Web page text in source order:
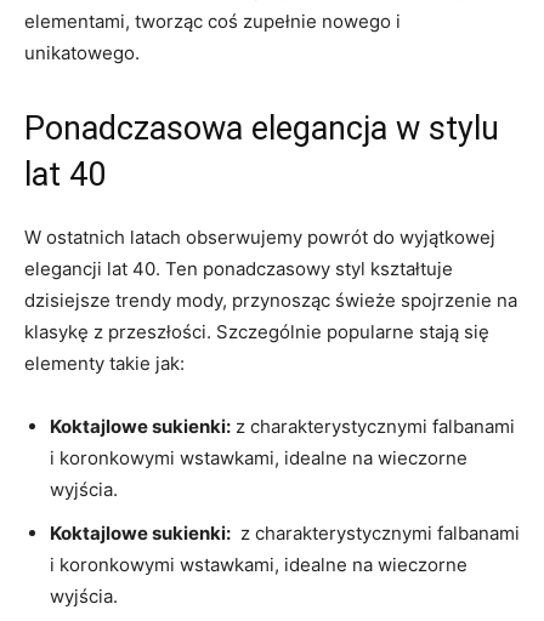
elementami,​ tworząc coś zupełnie nowego i
unikatowego.
Ponadczasowa elegancja w stylu
lat 40
W ostatnich latach ‍obserwujemy powrót do wyjątkowej
elegancji lat 40.‍ Ten ponadczasowy styl kształtuje
dzisiejsze trendy mody, przynosząc świeże spojrzenie na
klasykę z⁤ przeszłości. Szczególnie ⁢popularne ⁢stają się
elementy takie jak:
Koktajlowe​ sukienki: z charakterystycznymi ⁣falbanami ​
i koronkowymi wstawkami, idealne na wieczorne
wyjścia.
Koktajlowe sukienki: ‍ z ‌charakterystycznymi‍ falbanami
i koronkowymi​ wstawkami,‍ idealne na wieczorne
wyjścia.